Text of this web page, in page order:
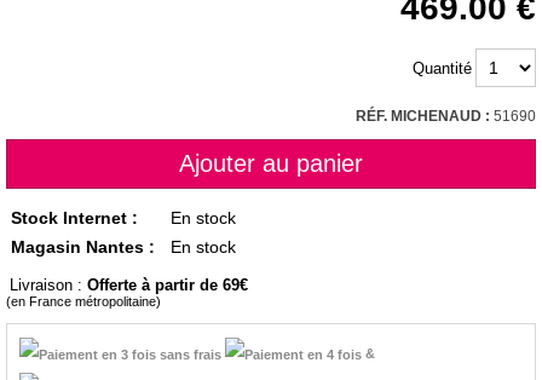
469.00
Quantité
RÉF. MICHENAUD : 51690
Stock Internet :
En stock
Magasin Nantes :
En stock
Livraison : Offerte à partir de 69
(en France métropolitaine)
&